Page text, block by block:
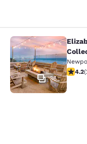
Elizabeth
36
4.2(